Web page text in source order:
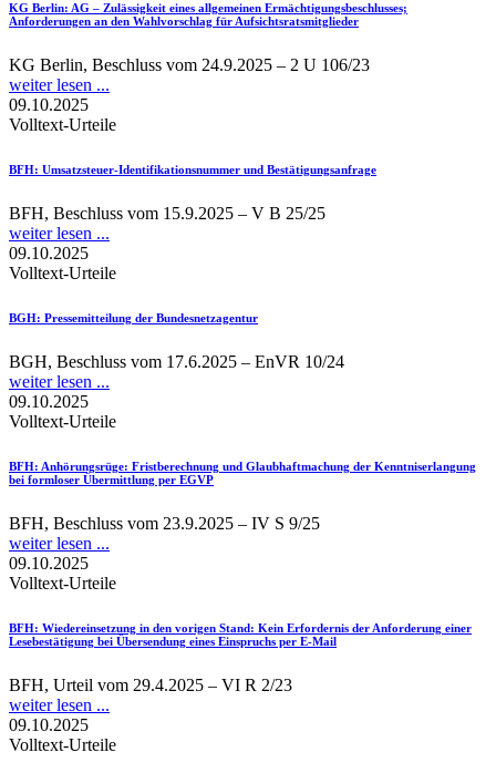
KG Berlin: AG – Zulässigkeit eines allgemeinen Ermächtigungsbeschlusses;
Anforderungen an den Wahlvorschlag für Aufsichtsratsmitglieder
KG Berlin, Beschluss vom 24.9.2025 – 2 U 106/23
weiter lesen ...
09.10.2025
Volltext-Urteile
BFH: Umsatzsteuer-Identifikationsnummer und Bestätigungsanfrage
BFH, Beschluss vom 15.9.2025 – V B 25/25
weiter lesen ...
09.10.2025
Volltext-Urteile
BGH: Pressemitteilung der Bundesnetzagentur
BGH, Beschluss vom 17.6.2025 – EnVR 10/24
weiter lesen ...
09.10.2025
Volltext-Urteile
BFH: Anhörungsrüge: Fristberechnung und Glaubhaftmachung der Kenntniserlangung
bei formloser Übermittlung per EGVP
BFH, Beschluss vom 23.9.2025 – IV S 9/25
weiter lesen ...
09.10.2025
Volltext-Urteile
BFH: Wiedereinsetzung in den vorigen Stand: Kein Erfordernis der Anforderung einer
Lesebestätigung bei Übersendung eines Einspruchs per E-Mail
BFH, Urteil vom 29.4.2025 – VI R 2/23
weiter lesen ...
09.10.2025
Volltext-Urteile